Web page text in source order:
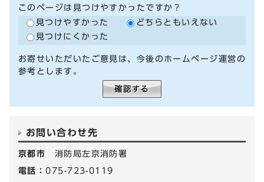
このページは見つけやすかったですか？
見つけやすかった
どちらともいえない
見つけにくかった
お寄せいただいたご意見は、今後のホームページ運営の
参考とします。
お問い合わせ先
京都市 消防局左京消防署
電話：075-723-0119